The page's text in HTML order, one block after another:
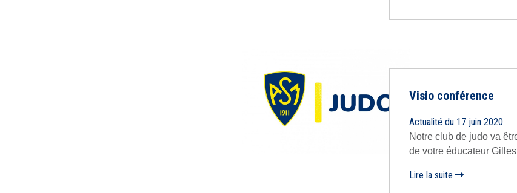
Visio conférence
Actualité du 17 juin 2020
Notre club de judo va
de votre éducateur
Lire la suite